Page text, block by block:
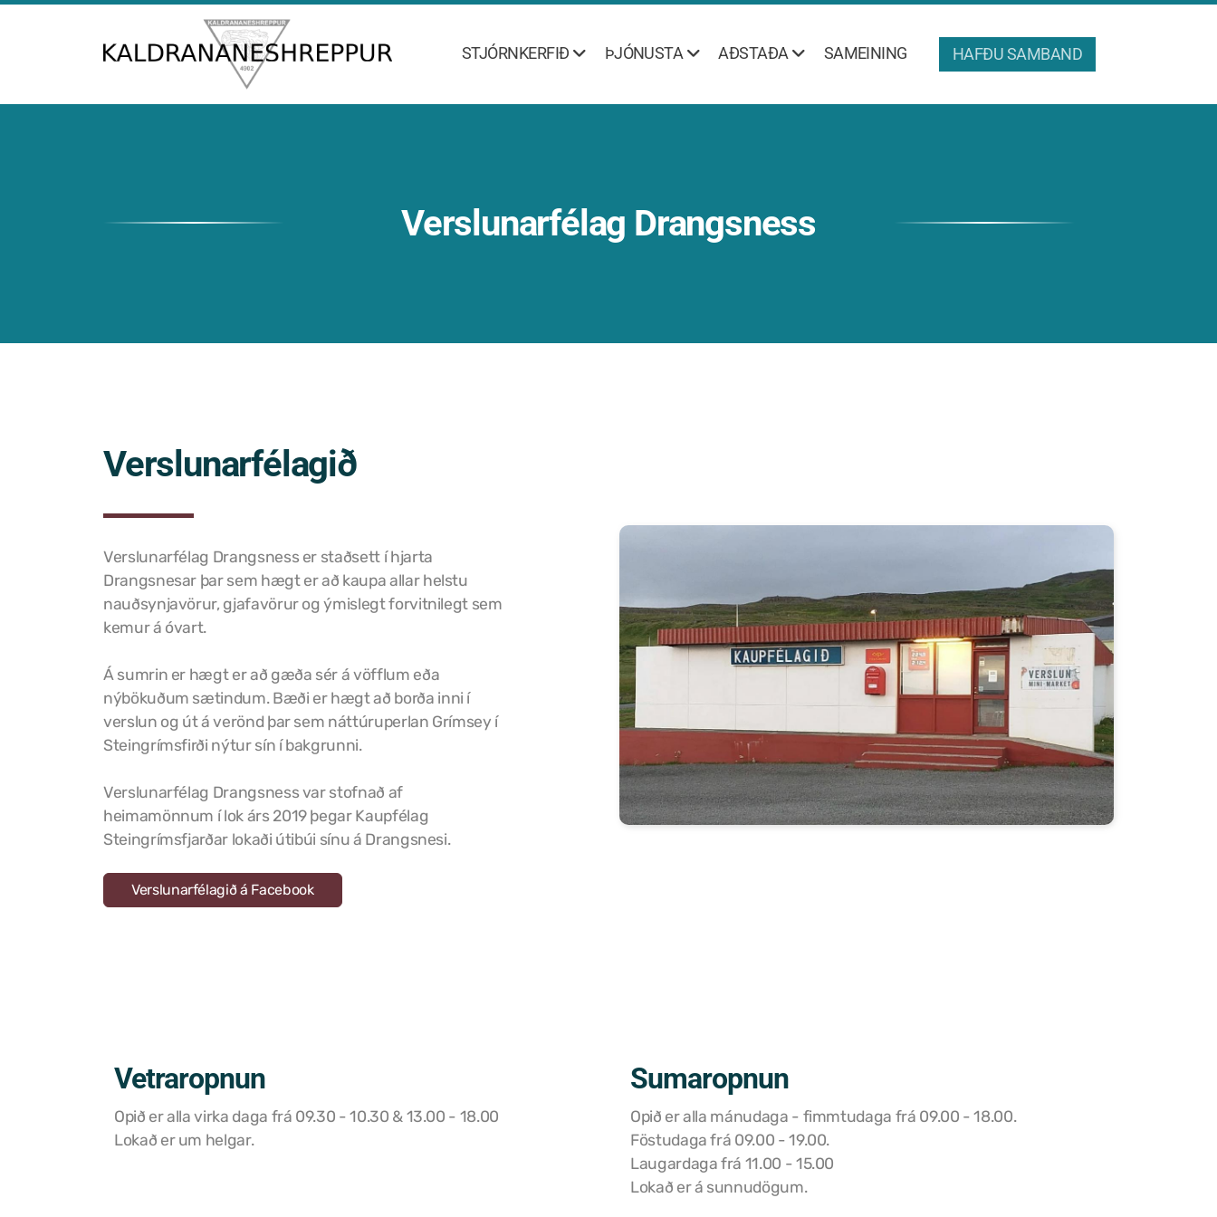
STJÓRNKERFIÐ ÞJÓNUSTA AÐSTAÐA SAMEINING HAFÐU SAMBAND
Verslunarfélag Drangsness
Verslunarfélagið
Verslunarfélag Drangsness er staðsett í hjarta
Drangsnesar þar sem hægt er að kaupa allar helstu
nauðsynjavörur, gjafavörur og ýmislegt forvitnilegt sem
kemur á óvart.
Á sumrin er hægt er að gæða sér á vöfflum eða
nýbökuðum sætindum. Bæði er hægt að borða inni í
verslun og út á verönd þar sem náttúruperlan Grímsey í
Steingrímsfirði nýtur sín í bakgrunni.
Verslunarfélag Drangsness var stofnað af
heimamönnum í lok árs 2019 þegar Kaupfélag
Steingrímsfjarðar lokaði útibúi sínu á Drangsnesi.
Verslunarfélagið á Facebook
Vetraropnun
Opið er alla virka daga frá 09.30 - 10.30 & 13.00 - 18.00
Lokað er um helgar.
Sumaropnun
Opið er alla mánudaga - fimmtudaga frá 09.00 - 18.00.
Föstudaga frá 09.00 - 19.00.
Laugardaga frá 11.00 - 15.00
Lokað er á sunnudögum.